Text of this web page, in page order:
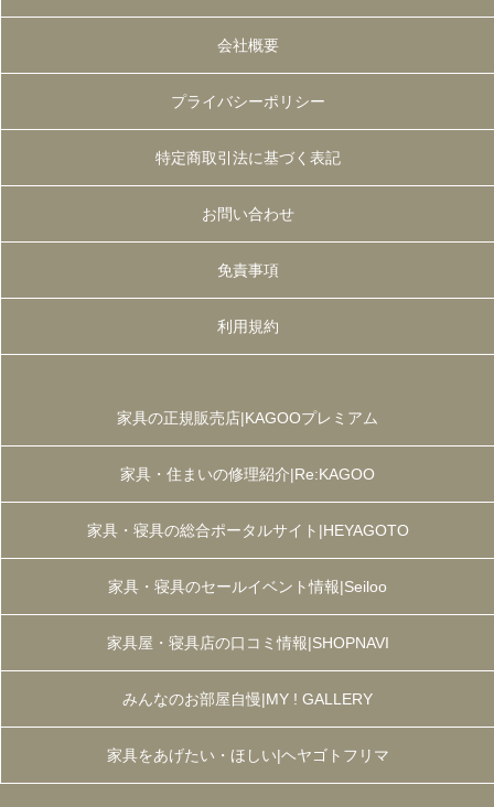
会社概要
プライバシーポリシー
特定商取引法に基づく表記
お問い合わせ
免責事項
利用規約
家具の正規販売店|KAGOOプレミアム
家具・住まいの修理紹介|Re:KAGOO
家具・寝具の総合ポータルサイト|HEYAGOTO
家具・寝具のセールイベント情報|Seiloo
家具屋・寝具店の口コミ情報|SHOPNAVI
みんなのお部屋自慢|MY ! GALLERY
家具をあげたい・ほしい|ヘヤゴトフリマ